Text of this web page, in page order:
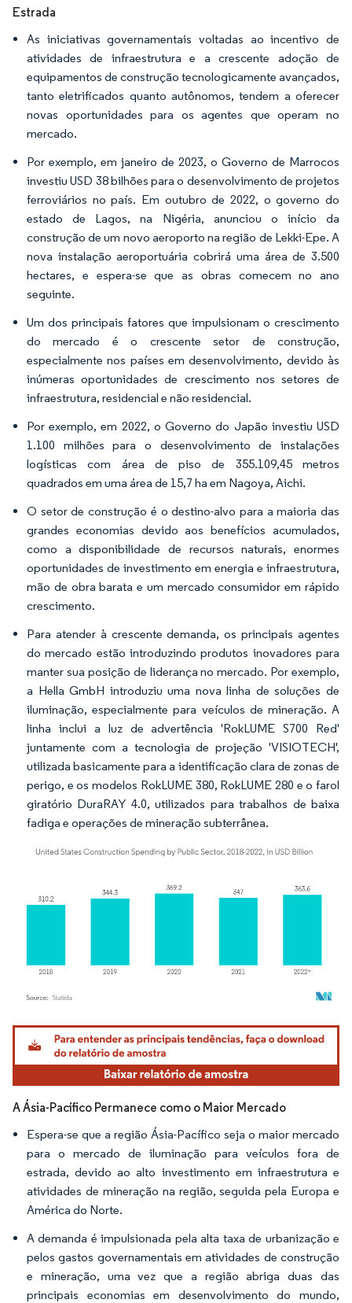
Estrada
As iniciativas governamentais voltadas ao incentivo de
atividades de infraestrutura e a crescente adoção de
equipamentos de construção tecnologicamente avançados,
tanto eletrificados quanto autônomos, tendem a oferecer
novas oportunidades para os agentes que operam no
mercado.
Por exemplo, em janeiro de 2023, o Governo de Marrocos
investiu USD 38 bilhões para o desenvolvimento de projetos
ferroviários no país. Em outubro de 2022, o governo do
estado de Lagos, na Nigéria, anunciou o início da
construção de um novo aeroporto na região de Lekki-Epe. A
nova instalação aeroportuária cobrirá uma área de 3.500
hectares, e espera-se que as obras comecem no ano
seguinte.
Um dos principais fatores que impulsionam o crescimento
do mercado é o crescente setor de construção,
especialmente nos países em desenvolvimento, devido às
inúmeras oportunidades de crescimento nos setores de
infraestrutura, residencial e não residencial.
Por exemplo, em 2022, o Governo do Japão investiu USD
1.100 milhões para o desenvolvimento de instalações
logísticas com área de piso de 355.109,45 metros
quadrados em uma área de 15,7 ha em Nagoya, Aichi.
O setor de construção é o destino-alvo para a maioria das
grandes economias devido aos benefícios acumulados,
como a disponibilidade de recursos naturais, enormes
oportunidades de investimento em energia e infraestrutura,
mão de obra barata e um mercado consumidor em rápido
crescimento.
Para atender à crescente demanda, os principais agentes
do mercado estão introduzindo produtos inovadores para
manter sua posição de liderança no mercado. Por exemplo,
a Hella GmbH introduziu uma nova linha de soluções de
iluminação, especialmente para veículos de mineração. A
linha inclui a luz de advertência 'RokLUME S700 Red'
juntamente com a tecnologia de projeção 'VISIOTECH',
utilizada basicamente para a identificação clara de zonas de
perigo, e os modelos RokLUME 380, RokLUME 280 e o farol
giratório DuraRAY 4.0, utilizados para trabalhos de baixa
fadiga e operações de mineração subterrânea.
Imagem © Mordor Intelligence. O reuso requer atribuição conforme CC BY 4.0.
A Ásia-Pacífico Permanece como o Maior Mercado
Espera-se que a região Ásia-Pacífico seja o maior mercado
para o mercado de iluminação para veículos fora de
estrada, devido ao alto investimento em infraestrutura e
atividades de mineração na região, seguida pela Europa e
América do Norte.
A demanda é impulsionada pela alta taxa de urbanização e
pelos gastos governamentais em atividades de construção
e mineração, uma vez que a região abriga duas das
principais economias em desenvolvimento do mundo,